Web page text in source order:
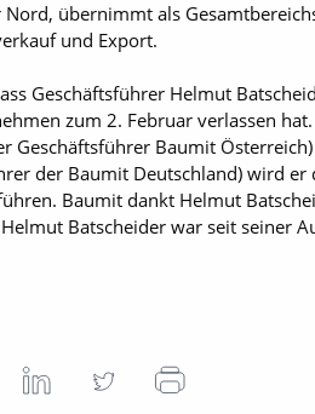
übernimmt als
und Export.
Geschäftsführer Helmut
zum 2. Februar verlassen
Geschäftsführer Baumit
der Baumit Deutschland) wird
Baumit dankt Helmut
Batscheider war seit seiner